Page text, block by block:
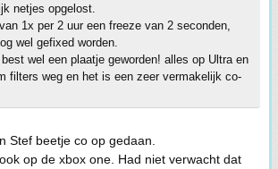
netjes opgelost.
1x per 2 uur een freeze van 2 seconden,
wel gefixed worden.
wel een plaatje geworden! alles op Ultra en
filters weg en het is een zeer vermakelijk co-
Stef beetje co op gedaan.
op de xbox one. Had niet verwacht dat